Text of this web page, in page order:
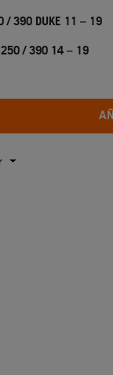
390 DUKE 11 – 19
/ 390 14 – 19